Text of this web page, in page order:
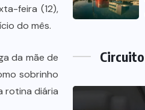
feira (12),
do mês.
da mãe de
sobrinho
rotina diária
Circuito